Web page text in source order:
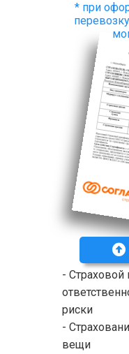
* при
- Страховой
риски
-
вещи